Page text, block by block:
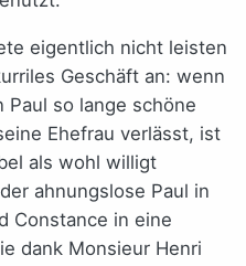
eigentlich nicht leisten
Geschäft an: wenn
so lange schöne
Ehefrau verlässt, ist
als wohl willigt
ahnungslose Paul in
Constance in eine
dank Monsieur Henri